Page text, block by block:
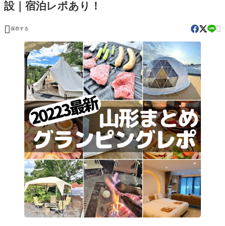
設｜宿泊レポあり！
 保存する 